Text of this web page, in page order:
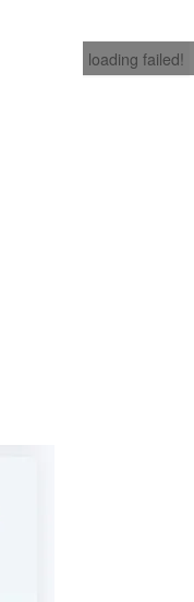
loading failed!